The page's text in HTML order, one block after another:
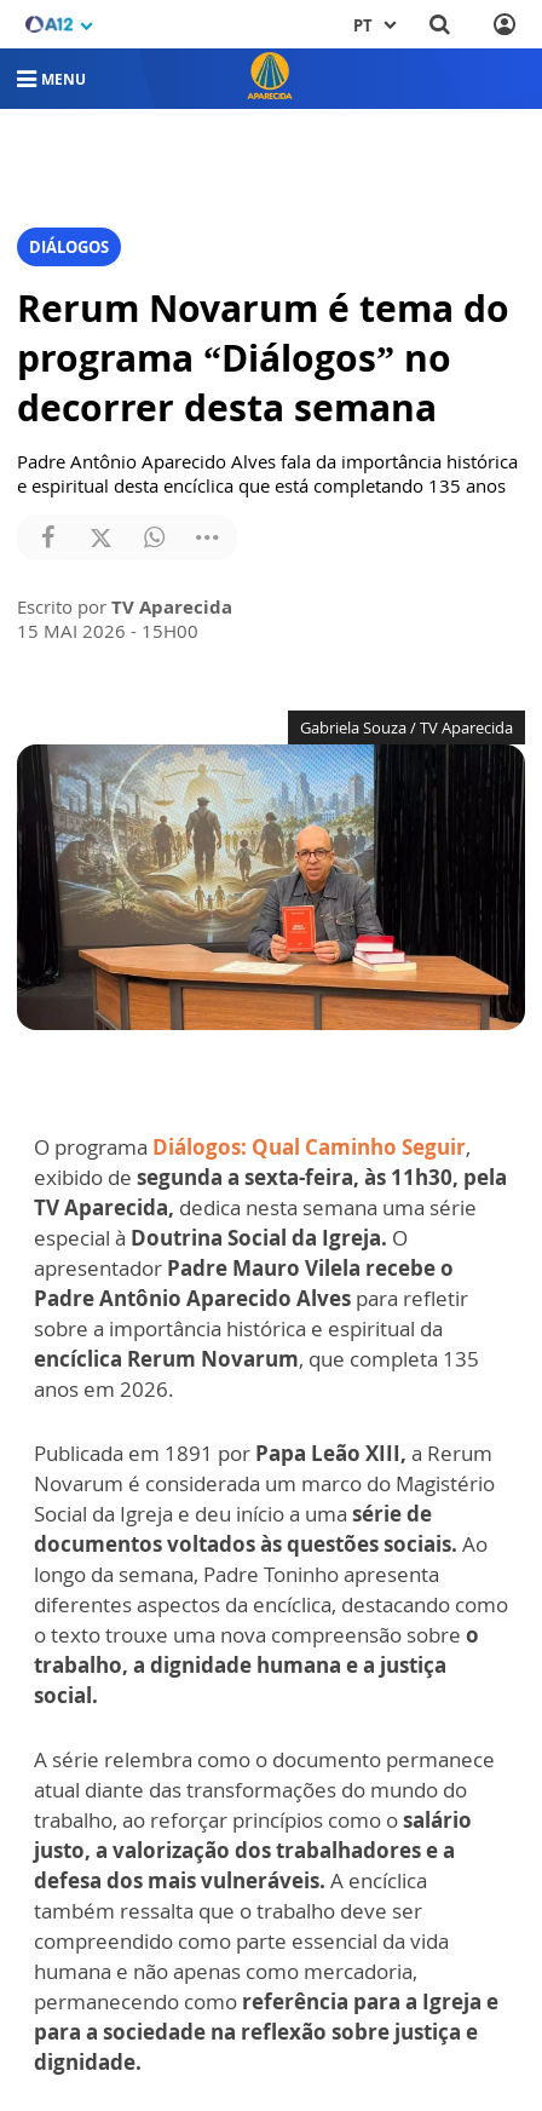
PT
MENU
DIÁLOGOS
Rerum Novarum é tema do
programa “Diálogos” no
decorrer desta semana
Padre Antônio Aparecido Alves fala da importância histórica
e espiritual desta encíclica que está completando 135 anos
Escrito por TV Aparecida
15 MAI 2026 - 15H00
Gabriela Souza / TV Aparecida
O programa Diálogos: Qual Caminho Seguir,
exibido de segunda a sexta-feira, às 11h30, pela
TV Aparecida, dedica nesta semana uma série
especial à Doutrina Social da Igreja. O
apresentador Padre Mauro Vilela recebe o
Padre Antônio Aparecido Alves para refletir
sobre a importância histórica e espiritual da
encíclica Rerum Novarum, que completa 135
anos em 2026.
Publicada em 1891 por Papa Leão XIII, a Rerum
Novarum é considerada um marco do Magistério
Social da Igreja e deu início a uma série de
documentos voltados às questões sociais. Ao
longo da semana, Padre Toninho apresenta
diferentes aspectos da encíclica, destacando como
o texto trouxe uma nova compreensão sobre o
trabalho, a dignidade humana e a justiça
social.
A série relembra como o documento permanece
atual diante das transformações do mundo do
trabalho, ao reforçar princípios como osalário
justo, a valorização dos trabalhadores e a
defesa dos mais vulneráveis. A encíclica
também ressalta que o trabalho deve ser
compreendido como parte essencial da vida
humana e não apenas como mercadoria,
permanecendo como referência para a Igreja e
para a sociedade na reflexão sobre justiça e
dignidade.